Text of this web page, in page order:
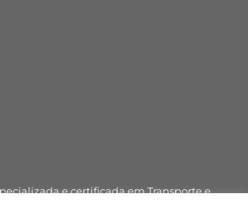
e certificada em Transporte e